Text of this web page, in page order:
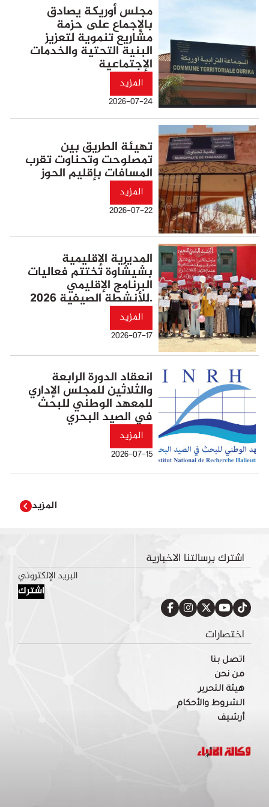
مجلس أوريكة يصادق
بالإجماع على حزمة
مشاريع تنموية لتعزيز
البنية التحتية والخدمات
الإجتماعية
المزيد
2026-07-24
تهيئة الطريق بين
تمصلوحت وتحناوت تقرب
المسافات بإقليم الحوز
المزيد
2026-07-22
المديرية الإقليمية
بشيشاوة تختتم فعاليات
البرنامج الإقليمي
للأنشطة الصيفية 2026.
المزيد
2026-07-17
انعقاد الدورة الرابعة
والثلاثين للمجلس الإداري
للمعهد الوطني للبحث
في الصيد البحري
المزيد
2026-07-15
المزيد
اشترك برسالتنا الاخبارية
اشترك
اختصارات
اتصل بنا
من نحن
هيئة التحرير
الشروط والأحكام
أرشيف